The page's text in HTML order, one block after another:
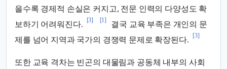
을수록 경제적 손실은 커지고, 전문 인력의 다양성도 확
보하기 어려워진다.
[3] [1]
결국 교육 부족은 개인의 문
제를 넘어 지역과 국가의 경쟁력 문제로 확장된다.
[3]
또한 교육 격차는 빈곤의 대물림과 공동체 내부의 사회